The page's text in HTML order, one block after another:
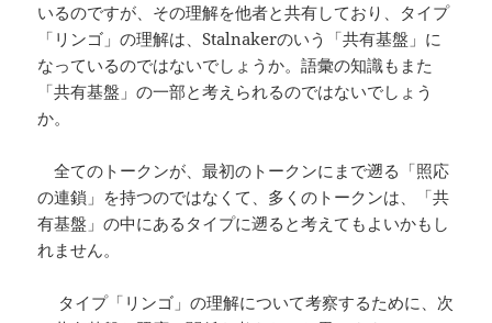
いるのですが、その理解を他者と共有しており、タイプ
「リンゴ」の理解は、Stalnakerのいう「共有基盤」に
なっているのではないでしょうか。語彙の知識もまた
「共有基盤」の一部と考えられるのではないでしょう
か。
全てのトークンが、最初のトークンにまで遡る「照応
の連鎖」を持つのではなくて、多くのトークンは、「共
有基盤」の中にあるタイプに遡ると考えてもよいかもし
れません。
タイプ「リンゴ」の理解について考察するために、次